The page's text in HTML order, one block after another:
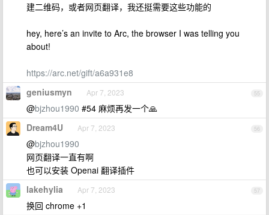
建二维码，或者网页翻译，我还挺需要这些功能的
hey, here’s an invite to Arc, the browser I was telling you
about!
https://arc.net/gift/a6a931e8
55
geniusmyn Apr 7, 2023
@bjzhou1990 #54 麻烦再发一个🙏
56
Dream4U Apr 7, 2023
@bjzhou1990
网页翻译一直有啊
也可以安装 Openai 翻译插件
57
lakehylia Apr 7, 2023
换回 chrome +1